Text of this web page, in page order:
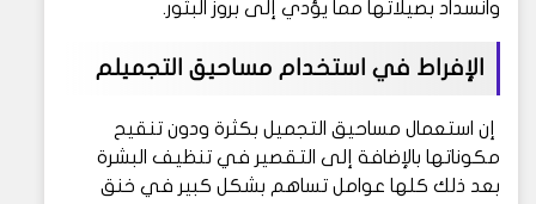
وانسداد بصيلاتها مما يؤدي إلى بروز البثور.
الإفراط في استخدام مساحيق التجميلم
إن استعمال مساحيق التجميل بكثرة ودون تنقيح
مكوناتها بالإضافة إلى التقصير في تنظيف البشرة
بعد ذلك كلها عوامل تساهم بشكل كبير في خنق